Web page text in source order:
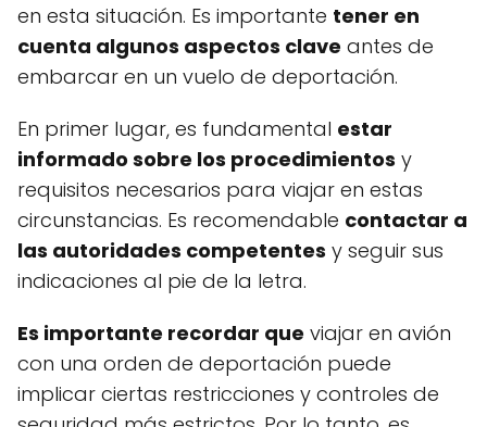
en esta situación. Es importante tener en
cuenta algunos aspectos clave antes de
embarcar en un vuelo de deportación.
En primer lugar, es fundamental estar
informado sobre los procedimientos y
requisitos necesarios para viajar en estas
circunstancias. Es recomendable contactar a
las autoridades competentes y seguir sus
indicaciones al pie de la letra.
Es importante recordar que viajar en avión
con una orden de deportación puede
implicar ciertas restricciones y controles de